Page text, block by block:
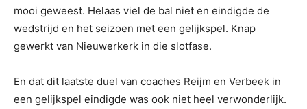
mooi geweest. Helaas viel de bal niet en eindigde de
wedstrijd en het seizoen met een gelijkspel. Knap
gewerkt van Nieuwerkerk in die slotfase.
En dat dit laatste duel van coaches Reijm en Verbeek in
een gelijkspel eindigde was ook niet heel verwonderlijk.